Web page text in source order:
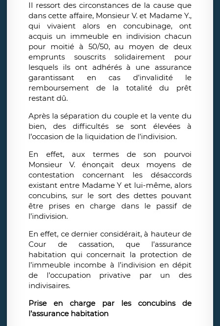
Il ressort des circonstances de la cause que
dans cette affaire, Monsieur V. et Madame Y.,
qui vivaient alors en concubinage, ont
acquis un immeuble en indivision chacun
pour moitié à 50/50, au moyen de deux
emprunts souscrits solidairement pour
lesquels ils ont adhérés à une assurance
garantissant en cas d’invalidité le
remboursement de la totalité du prêt
restant dû.
Après la séparation du couple et la vente du
bien, des difficultés se sont élevées à
l’occasion de la liquidation de l’indivision.
En effet, aux termes de son pourvoi
Monsieur V. énonçait deux moyens de
contestation concernant les désaccords
existant entre Madame Y et lui-même, alors
concubins, sur le sort des dettes pouvant
être prises en charge dans le passif de
l’indivision.
En effet, ce dernier considérait, à hauteur de
Cour de cassation, que l’assurance
habitation qui concernait la protection de
l’immeuble incombe à l’indivision en dépit
de l’occupation privative par un des
indivisaires.
Prise en charge par les concubins de
l’assurance habitation